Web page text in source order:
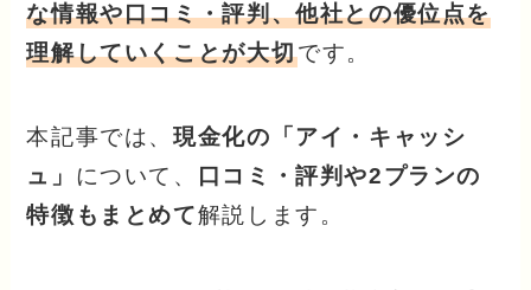
な情報や口コミ・評判、他社との優位点を
理解していくことが大切です。
本記事では、現金化の「アイ・キャッシ
ュ」 について、
口コミ・評判や2プランの
特徴もまとめて解説します。